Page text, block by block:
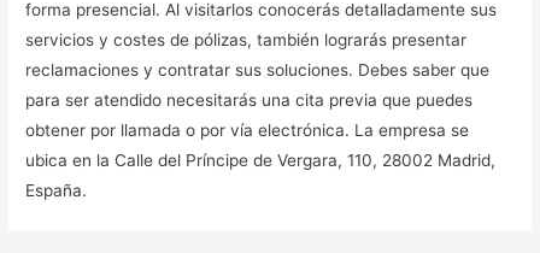
forma presencial. Al visitarlos conocerás detalladamente sus
servicios y costes de pólizas, también lograrás presentar
reclamaciones y contratar sus soluciones. Debes saber que
para ser atendido necesitarás una cita previa que puedes
obtener por llamada o por vía electrónica. La empresa se
ubica en la Calle del Príncipe de Vergara, 110, 28002 Madrid,
España.